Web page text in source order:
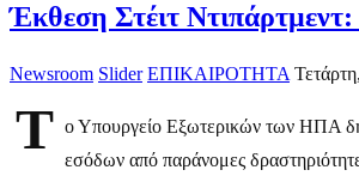
Έκθεση Στέιτ
Newsroom Slider ΕΠΙΚΑΙΡΟΤΗΤΑ
Τ ο Υπουργείο Εξωτερικών των ΗΠΑ
εσόδων από παράνομες